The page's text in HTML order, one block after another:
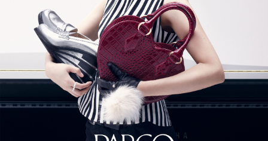
Mar, 10, 2026
「MdNデザイナーズファイル2026」に赤
迫仁が掲載されています。
more...